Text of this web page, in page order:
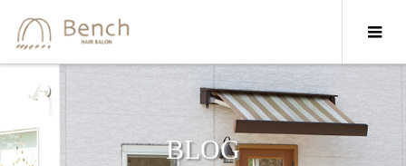
BLOG